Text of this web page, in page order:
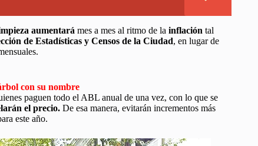
aumentará mes a mes al ritmo de la inflación tal
de Estadísticas y Censos de la Ciudad, en lugar de
con su nombre
paguen todo el ABL anual de una vez, con lo que se
el precio. De esa manera, evitarán incrementos más
este año.